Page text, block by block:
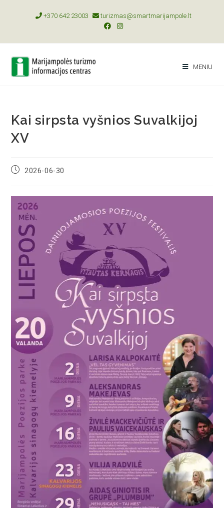
+370 642 23003 turizmas@smartmarijampole.lt
MENIU
Kai sirpsta vyšnios Suvalkijoj
XV
2026-06-30